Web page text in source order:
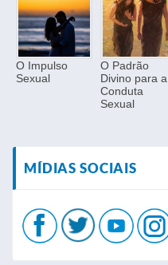
O Impulso
Sexual
O Padrão
Divino para a
Conduta
Sexual
MÍDIAS SOCIAIS